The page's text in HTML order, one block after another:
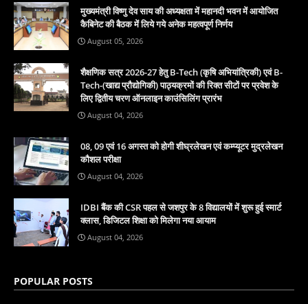
मुख्यमंत्री विष्णु देव साय की अध्यक्षता में महानदी भवन में आयोजित
कैबिनेट की बैठक में लिये गये अनेक महत्वपूर्ण निर्णय
August 05, 2026
शैक्षणिक सत्र 2026-27 हेतु B-Tech (कृषि अभियांत्रिकी) एवं B-
Tech-(खाद्य प्रौद्योगिकी) पाठ्यक्रमों की रिक्त सीटों पर प्रवेश के
लिए द्वितीय चरण ऑनलाइन काउंसिलिंग प्रारंभ
August 04, 2026
08, 09 एवं 16 अगस्त को होगी शीघ्रलेखन एवं कम्प्यूटर मुद्रलेखन
कौशल परीक्षा
August 04, 2026
IDBI बैंक की CSR पहल से जशपुर के 8 विद्यालयों में शुरू हुई स्मार्ट
क्लास, डिजिटल शिक्षा को मिलेगा नया आयाम
August 04, 2026
POPULAR POSTS